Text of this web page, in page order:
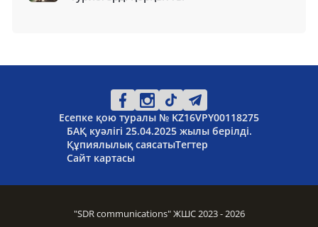
Есепке қою туралы № KZ16VPY00118275
БАҚ куәлігі 25.04.2025 жылы берілді.
Құпиялылық саясатыТегтер
Сайт картасы
"SDR communications" ЖШС 2023 - 2026